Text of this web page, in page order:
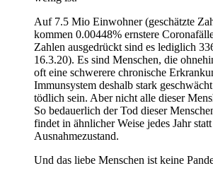
Auf 7.5 Mio Einwohner (geschätzte
kommen 0.00448% ernstere
Zahlen ausgedrückt sind es lediglich
16.3.20). Es sind Menschen, die
oft eine schwerere chronische
Immunsystem deshalb stark
tödlich sein. Aber nicht alle dieser
So bedauerlich der Tod dieser
findet in ähnlicher Weise jedes Jahr
Ausnahmezustand.
Und das liebe Menschen ist keine